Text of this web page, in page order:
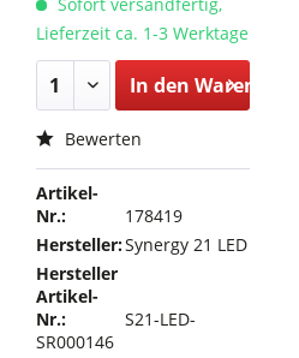
Lieferzeit ca. 1-3 Werktage
In den Warenkorb
Bewerten
Artikel-
Nr.:
178419
Hersteller:Synergy 21 LED
Hersteller
Artikel-
Nr.:
S21-LED-
SR000146